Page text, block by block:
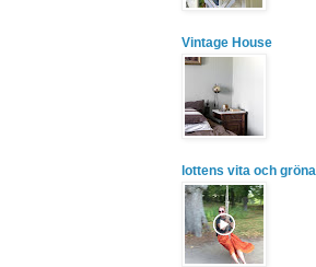
Vintage House
lottens vita och gröna